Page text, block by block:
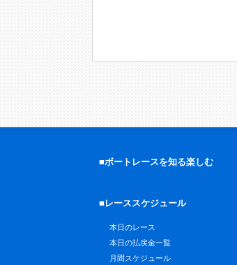
■ボートレースを知る楽しむ
■レーススケジュール
本日のレース
本日の払戻金一覧
月間スケジュール